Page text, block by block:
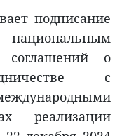
подписание
соглашений о
с
реализации